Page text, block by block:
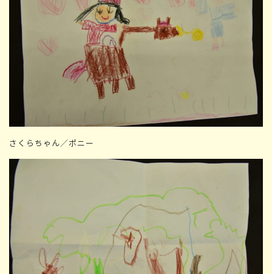
さくらちゃん／ポニー